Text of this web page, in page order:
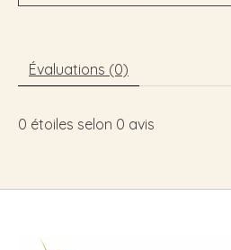
Évaluations (0)
0 étoiles selon 0 avis